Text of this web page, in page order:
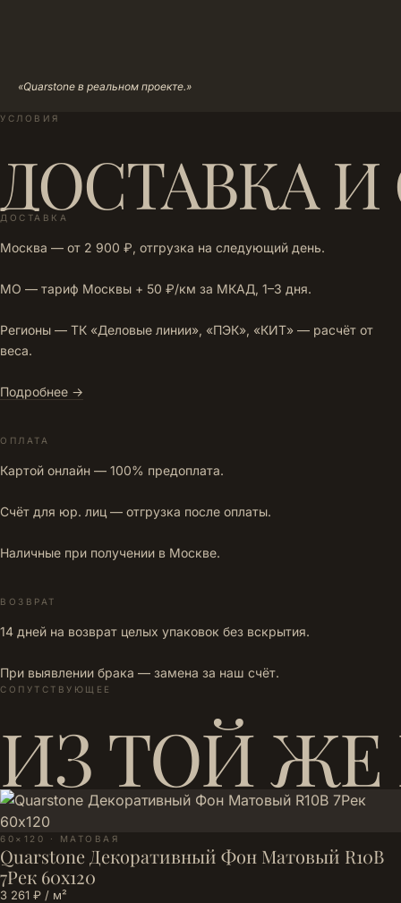
«Quarstone в реальном проекте.»
УСЛОВИЯ
ДОСТАВКА
ДОСТАВКА
Москва — от 2 900 ₽, отгрузка на следующий день.
МО — тариф Москвы + 50 ₽/км за МКАД, 1–3 дня.
Регионы — ТК «Деловые линии», «ПЭК», «КИТ» — расчёт от
веса.
Подробнее →
ОПЛАТА
Картой онлайн — 100% предоплата.
Счёт для юр. лиц — отгрузка после оплаты.
Наличные при получении в Москве.
ВОЗВРАТ
14 дней на возврат целых упаковок без вскрытия.
При выявлении брака — замена за наш счёт.
СОПУТСТВУЮЩЕЕ
ИЗ ТОЙ ЖЕ
60×120 · МАТОВАЯ
Quarstone Декоративный Фон Матовый R10B
7Рек 60x120
3 261 ₽ / м²